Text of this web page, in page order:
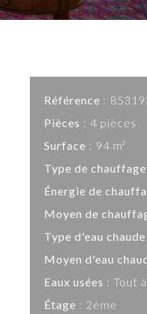
Référence
Pièces
4 pièces
Surface
94 m²
Type de chauffage
Énergie de
Moyen de
Type d'eau chaude
Moyen d'eau
Eaux usées
Tout
Étage
2ème